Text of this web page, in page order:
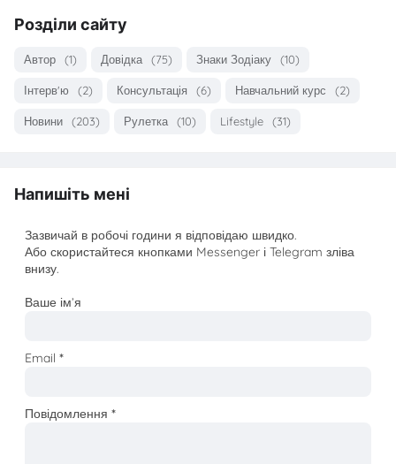
Розділи сайту
Автор (1) Довідка (75) Знаки Зодіаку (10)
Інтерв'ю (2) Консультація (6) Навчальний курс (2)
Новини (203) Рулетка (10) Lifestyle (31)
Напишіть мені
Зазвичай в робочі години я відповідаю швидко.
Або скористайтеся кнопками Messenger і Telegram зліва
внизу.
Ваше ім’я
Email*
Повідомлення*